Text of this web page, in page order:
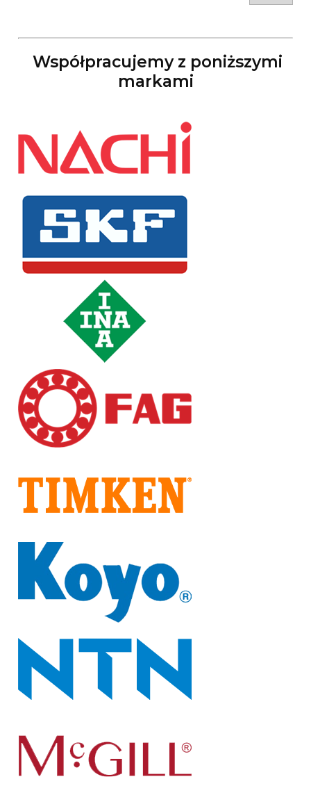
Współpracujemy z poniższymi
markami